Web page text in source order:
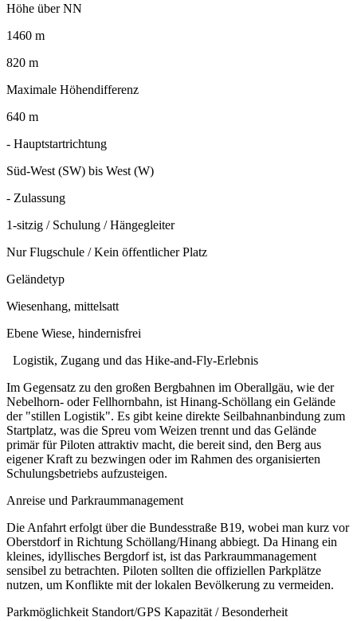
Höhe über NN
1460 m
820 m
Maximale Höhendifferenz
640 m
- Hauptstartrichtung
Süd-West (SW) bis West (W)
- Zulassung
1-sitzig / Schulung / Hängegleiter
Nur Flugschule / Kein öffentlicher Platz
Geländetyp
Wiesenhang, mittelsatt
Ebene Wiese, hindernisfrei
Logistik, Zugang und das Hike-and-Fly-Erlebnis
Im Gegensatz zu den großen Bergbahnen im Oberallgäu, wie der
Nebelhorn- oder Fellhornbahn, ist Hinang-Schöllang ein Gelände
der "stillen Logistik". Es gibt keine direkte Seilbahnanbindung zum
Startplatz, was die Spreu vom Weizen trennt und das Gelände
primär für Piloten attraktiv macht, die bereit sind, den Berg aus
eigener Kraft zu bezwingen oder im Rahmen des organisierten
Schulungsbetriebs aufzusteigen.
Anreise und Parkraummanagement
Die Anfahrt erfolgt über die Bundesstraße B19, wobei man kurz vor
Oberstdorf in Richtung Schöllang/Hinang abbiegt. Da Hinang ein
kleines, idyllisches Bergdorf ist, ist das Parkraummanagement
sensibel zu betrachten. Piloten sollten die offiziellen Parkplätze
nutzen, um Konflikte mit der lokalen Bevölkerung zu vermeiden.
Parkmöglichkeit Standort/GPS Kapazität / Besonderheit